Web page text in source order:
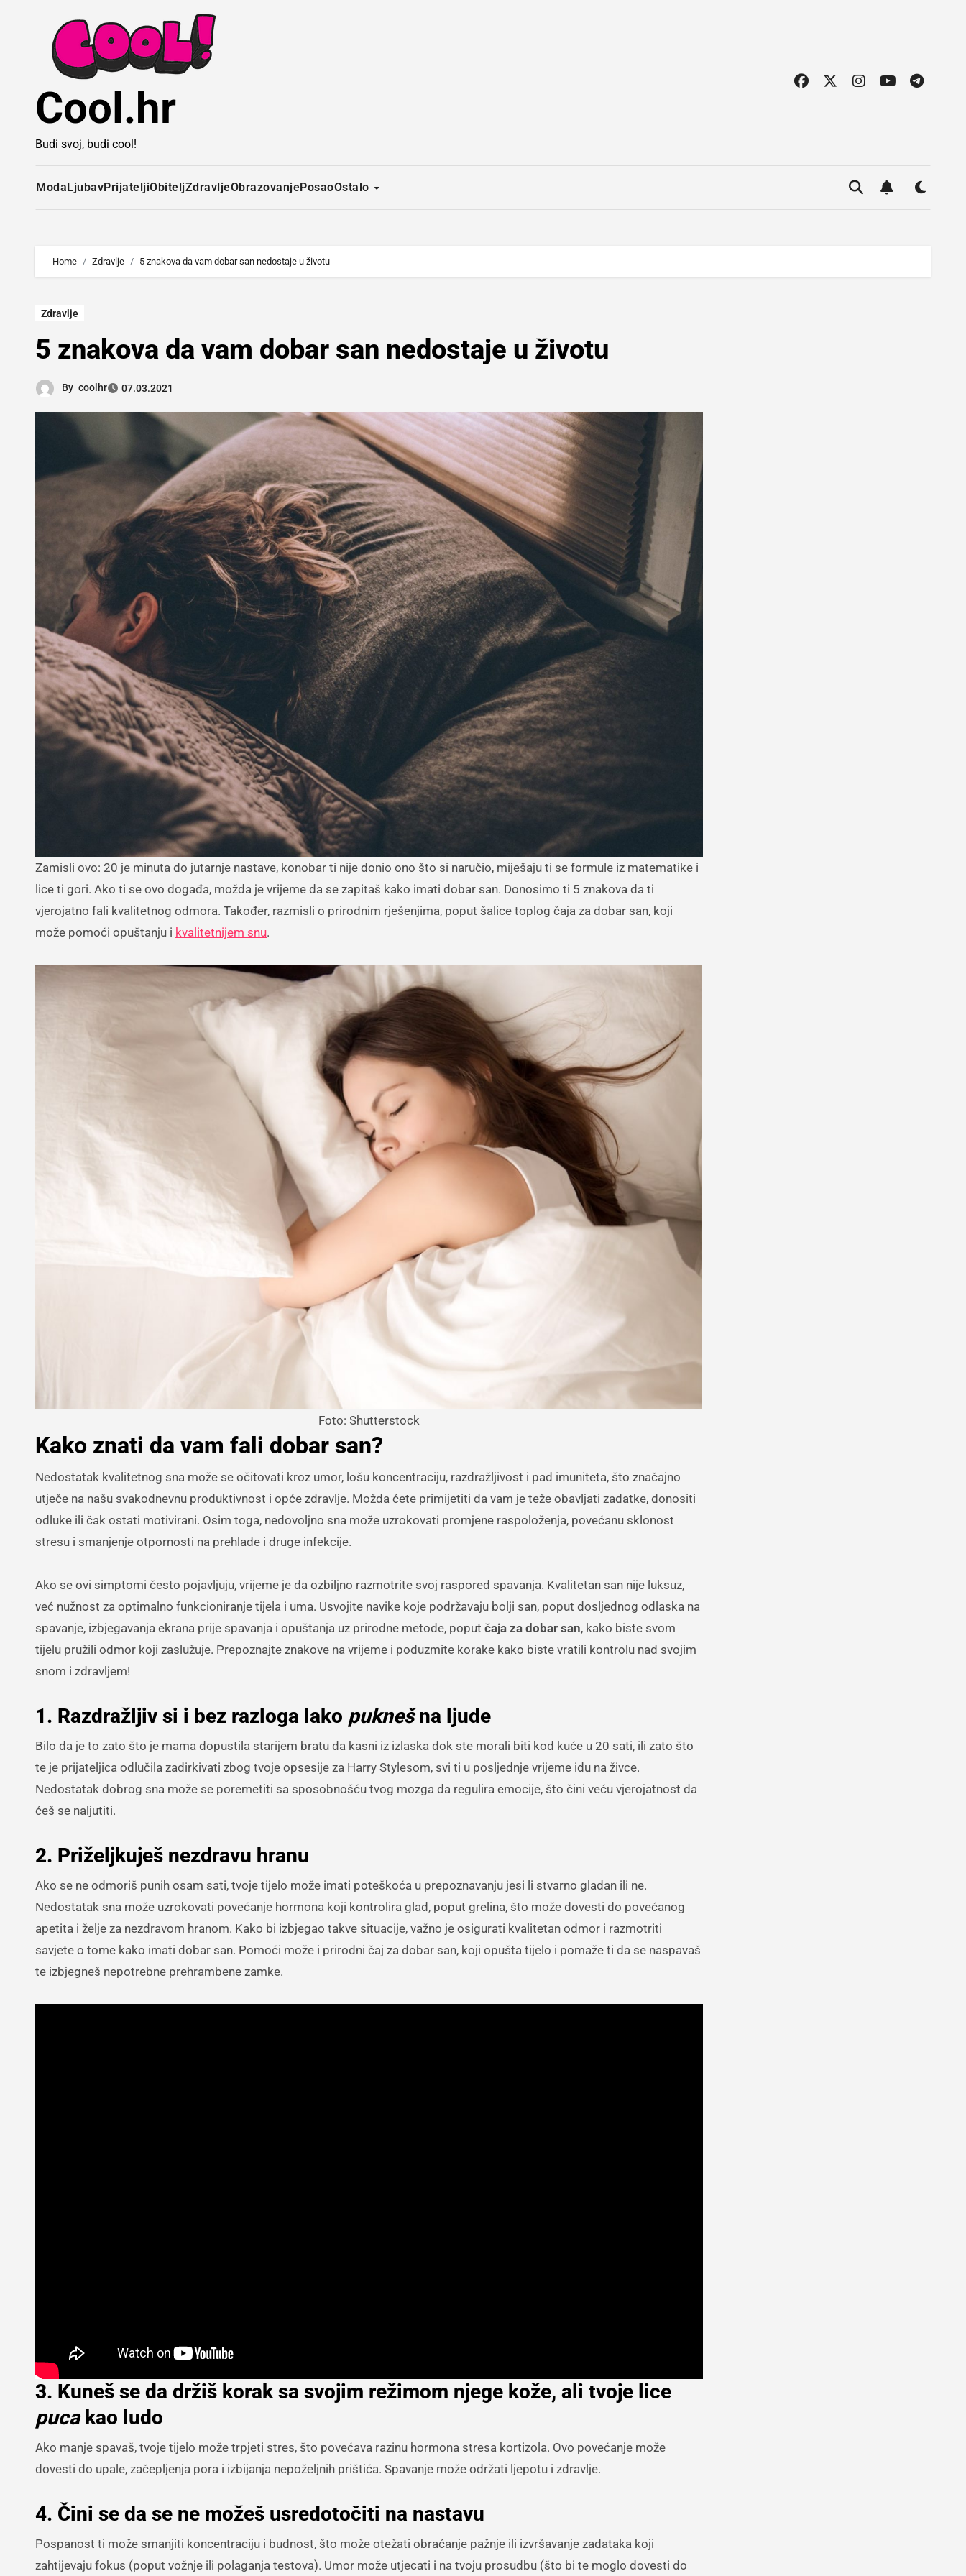
Cool.hr
Budi svoj, budi cool!
ModaLjubavPrijateljiObiteljZdravljeObrazovanjePosaoOstalo
Home Zdravlje 5 znakova da vam dobar san nedostaje u životu
Zdravlje
5 znakova da vam dobar san nedostaje u životu
By coolhr 07.03.2021
Zamisli ovo: 20 je minuta do jutarnje nastave, konobar ti nije donio ono što si naručio, miješaju ti se formule iz matematike i
lice ti gori. Ako ti se ovo događa, možda je vrijeme da se zapitaš kako imati dobar san. Donosimo ti 5 znakova da ti
vjerojatno fali kvalitetnog odmora. Također, razmisli o prirodnim rješenjima, poput šalice toplog čaja za dobar san, koji
može pomoći opuštanju i kvalitetnijem snu.
Foto: Shutterstock
Kako znati da vam fali dobar san?
Nedostatak kvalitetnog sna može se očitovati kroz umor, lošu koncentraciju, razdražljivost i pad imuniteta, što značajno
utječe na našu svakodnevnu produktivnost i opće zdravlje. Možda ćete primijetiti da vam je teže obavljati zadatke, donositi
odluke ili čak ostati motivirani. Osim toga, nedovoljno sna može uzrokovati promjene raspoloženja, povećanu sklonost
stresu i smanjenje otpornosti na prehlade i druge infekcije.
Ako se ovi simptomi često pojavljuju, vrijeme je da ozbiljno razmotrite svoj raspored spavanja. Kvalitetan san nije luksuz,
već nužnost za optimalno funkcioniranje tijela i uma. Usvojite navike koje podržavaju bolji san, poput dosljednog odlaska na
spavanje, izbjegavanja ekrana prije spavanja i opuštanja uz prirodne metode, poput čaja za dobar san, kako biste svom
tijelu pružili odmor koji zaslužuje. Prepoznajte znakove na vrijeme i poduzmite korake kako biste vratili kontrolu nad svojim
snom i zdravljem!
1. Razdražljiv si i bez razloga lako puknešna ljude
Bilo da je to zato što je mama dopustila starijem bratu da kasni iz izlaska dok ste morali biti kod kuće u 20 sati, ili zato što
te je prijateljica odlučila zadirkivati zbog tvoje opsesije za Harry Stylesom, svi ti u posljednje vrijeme idu na živce.
Nedostatak dobrog sna može se poremetiti sa sposobnošću tvog mozga da regulira emocije, što čini veću vjerojatnost da
ćeš se naljutiti.
2. Priželjkuješ nezdravu hranu
Ako se ne odmoriš punih osam sati, tvoje tijelo može imati poteškoća u prepoznavanju jesi li stvarno gladan ili ne.
Nedostatak sna može uzrokovati povećanje hormona koji kontrolira glad, poput grelina, što može dovesti do povećanog
apetita i želje za nezdravom hranom. Kako bi izbjegao takve situacije, važno je osigurati kvalitetan odmor i razmotriti
savjete o tome kako imati dobar san. Pomoći može i prirodni čaj za dobar san, koji opušta tijelo i pomaže ti da se naspavaš
te izbjegneš nepotrebne prehrambene zamke.
3. Kuneš se da držiš korak sa svojim režimom njege kože, ali tvoje lice
pucakao ludo
Ako manje spavaš, tvoje tijelo može trpjeti stres, što povećava razinu hormona stresa kortizola. Ovo povećanje može
dovesti do upale, začepljenja pora i izbijanja nepoželjnih prištića. Spavanje može održati ljepotu i zdravlje.
4. Čini se da se ne možeš usredotočiti na nastavu
Pospanost ti može smanjiti koncentraciju i budnost, što može otežati obraćanje pažnje ili izvršavanje zadataka koji
zahtijevaju fokus (poput vožnje ili polaganja testova). Umor može utjecati i na tvoju prosudbu (što bi te moglo dovesti do